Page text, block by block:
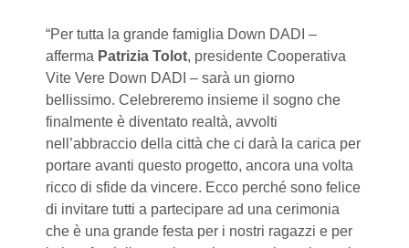
“Per tutta la grande famiglia Down DADI –
afferma Patrizia Tolot, presidente Cooperativa
Vite Vere Down DADI – sarà un giorno
bellissimo. Celebreremo insieme il sogno che
finalmente è diventato realtà, avvolti
nell’abbraccio della città che ci darà la carica per
portare avanti questo progetto, ancora una volta
ricco di sfide da vincere. Ecco perché sono felice
di invitare tutti a partecipare ad una cerimonia
che è una grande festa per i nostri ragazzi e per